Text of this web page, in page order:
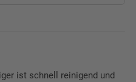
ist schnell reinigend und